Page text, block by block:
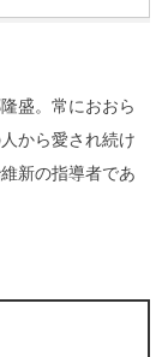
盛。常におおら
から愛され続け
新の指導者であ